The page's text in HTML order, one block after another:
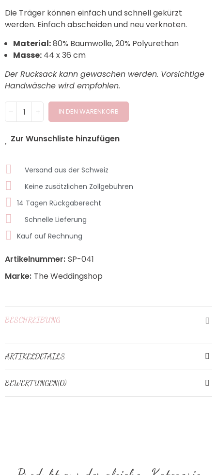
Die Träger können einfach und schnell gekürzt
werden. Einfach abscheiden und neu verknoten.
Material:80% Baumwolle, 20% Polyurethan
Masse: 44 x 36 cm
Der Rucksack kann gewaschen werden. Vorsichtige
Handwäsche wird empfohlen.
IN DEN WARENKORB
Zur Wunschliste hinzufügen
Versand aus der Schweiz
Keine zusätzlichen Zollgebühren
14 Tagen Rückgaberecht
Schnelle Lieferung
Kauf auf Rechnung
Artikelnummer: SP-041
Marke: The Weddingshop
BESCHREIBUNG
ARTIKELDETAILS
BEWERTUNGEN(0)